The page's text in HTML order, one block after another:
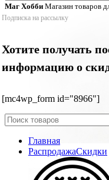
Маг Хобби Магазин товаров
Подписка на рассылку
Хотите получать
информацию о
[mc4wp_form id="8966"]
Главная
РаспродажаСкидки